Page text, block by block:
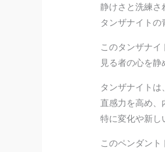
静けさと洗練さ
タンザナイトの
このタンザナイ
見る者の心を
タンザナイトは
直感力を高め、
特に変化や新し
このペンダント